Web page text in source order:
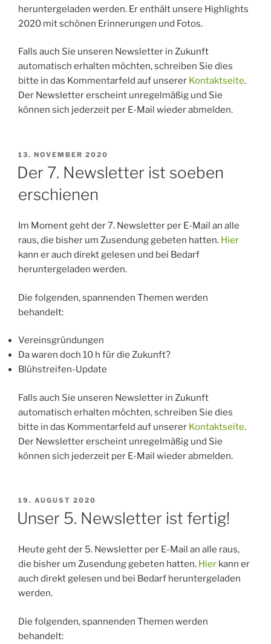
heruntergeladen werden. Er enthält unsere Highlights
2020 mit schönen Erinnerungen und Fotos.
Falls auch Sie unseren Newsletter in Zukunft
automatisch erhalten möchten, schreiben Sie dies
bitte in das Kommentarfeld auf unserer Kontaktseite.
Der Newsletter erscheint unregelmäßig und Sie
können sich jederzeit per E-Mail wieder abmelden.
VERÖFFENTLICHT
AM
13. NOVEMBER 2020
Der 7. Newsletter ist soeben
erschienen
Im Moment geht der 7. Newsletter per E-Mail an alle
raus, die bisher um Zusendung gebeten hatten. Hier
kann er auch direkt gelesen und bei Bedarf
heruntergeladen werden.
Die folgenden, spannenden Themen werden
behandelt:
Vereinsgründungen
Da waren doch 10 h für die Zukunft?
Blühstreifen-Update
Falls auch Sie unseren Newsletter in Zukunft
automatisch erhalten möchten, schreiben Sie dies
bitte in das Kommentarfeld auf unserer Kontaktseite.
Der Newsletter erscheint unregelmäßig und Sie
können sich jederzeit per E-Mail wieder abmelden.
VERÖFFENTLICHT
AM
19. AUGUST 2020
Unser 5. Newsletter ist fertig!
Heute geht der 5. Newsletter per E-Mail an alle raus,
die bisher um Zusendung gebeten hatten. Hier kann er
auch direkt gelesen und bei Bedarf heruntergeladen
werden.
Die folgenden, spannenden Themen werden
behandelt: